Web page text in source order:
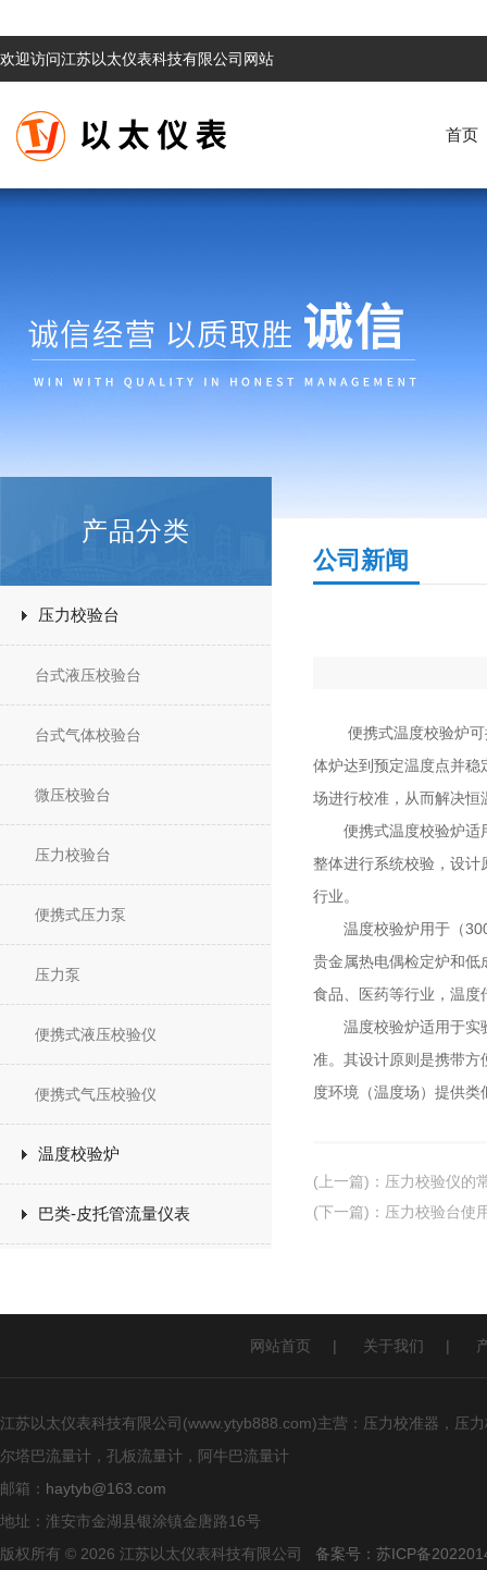
欢迎访问江苏以太仪表科技有限公司网站
首页
产品分类
压力校验台
台式液压校验台
台式气体校验台
微压校验台
压力校验台
便携式压力泵
压力泵
便携式液压校验仪
便携式气压校验仪
温度校验炉
巴类-皮托管流量仪表
公司新闻
便携式温度校验炉可提
体炉达到预定温度点并
场进行校准，从而解决
便携式温度校验炉适用
整体进行系统校验，设
行业。
温度校验炉用于（
贵金属热电偶检定炉和
食品、医药等行业，温
温度校验炉适用于实验
准。其设计原则是携带
度环境（温度场）提供
(上一篇) ： 压力校验仪的
(下一篇) ： 压力校验台使
网站首页 | 关于我们 |
江苏以太仪表科技有限公司(www.ytyb888.com)主营：压力校准器，压
尔塔巴流量计，孔板流量计，阿牛巴流量计
邮箱： haytyb@163.com
地址：淮安市金湖县银涂镇金唐路16号
版权所有 © 2026 江苏以太仪表科技有限公司 备案号：苏ICP备